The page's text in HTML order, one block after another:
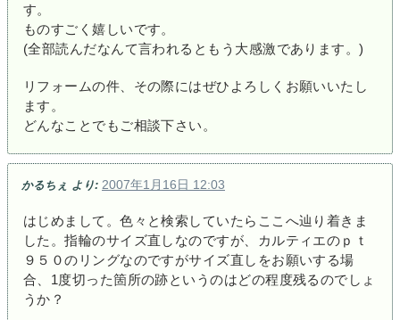
す。
ものすごく嬉しいです。
(全部読んだなんて言われるともう大感激であります。)
リフォームの件、その際にはぜひよろしくお願いいたし
ます。
どんなことでもご相談下さい。
かるちぇ より: 2007年1月16日 12:03
はじめまして。色々と検索していたらここへ辿り着きま
した。指輪のサイズ直しなのですが、カルティエのｐｔ
９５０のリングなのですがサイズ直しをお願いする場
合、1度切った箇所の跡というのはどの程度残るのでしょ
うか？